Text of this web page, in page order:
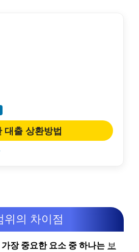
대출 상환방법
위의 차이점
장 중요한 요소 중 하나는 보